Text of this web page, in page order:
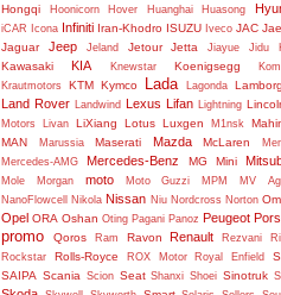
Hongqi Hoonicorn Hover Huanghai Huasong
iCAR Icona Infiniti Iran-Khodro ISUZU Iveco JAC
Jaguar
Jeep Jeland Jetour Jetta Jiayue Jidu
Kawasaki KIA Knewstar Koenigsegg
Krautmotors KTM Kymco Lada Lagonda
Land Rover Landwind Lexus Lifan Lightning
Motors
Livan LiXiang Lotus Luxgen M1nsk
MAN
Marussia Maserati Mazda McLaren
Mercedes-AMG
Mercedes-Benz MG Mini
Mole Morgan moto Moto Guzzi MPM
MV
NanoFlowcell
Nikola Nissan Niu Nordcross Norton
Opel ORA Oshan Oting Pagani Panoz Peugeot
promo Qoros Ram Ravon Renault Rezvani
Rockstar
Rolls-Royce ROX Motor Royal Enfield
SAIPA Scania Scion Seat Shanxi Shoei Sinotruk